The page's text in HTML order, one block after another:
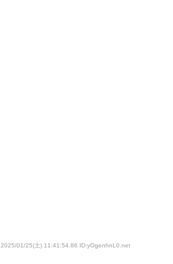
2025/01/25(土) 11:41:54.86 ID:yOgenhnL0.net